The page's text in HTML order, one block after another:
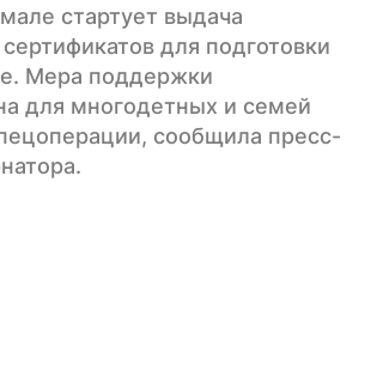
стартует выдача
для подготовки
Мера поддержки
для многодетных и семей
сообщила пресс-